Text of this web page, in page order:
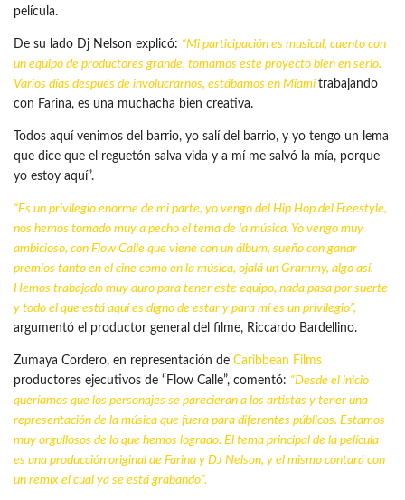
película.
De su lado Dj Nelson explicó: “Mi participación es musical, cuento con
un equipo de productores grande, tomamos este proyecto bien en serio.
Varios días después de involucrarnos, estábamos en Miami trabajando
con Farina, es una muchacha bien creativa.
Todos aquí venimos del barrio, yo salí del barrio, y yo tengo un lema
que dice que el reguetón salva vida y a mí me salvó la mía, porque
yo estoy aquí”.
“Es un privilegio enorme de mi parte, yo vengo del Hip Hop del Freestyle,
nos hemos tomado muy a pecho el tema de la música. Yo vengo muy
ambicioso, con Flow Calle que viene con un álbum, sueño con ganar
premios tanto en el cine como en la música, ojalá un Grammy, algo así.
Hemos trabajado muy duro para tener este equipo, nada pasa por suerte
y todo el que está aquí es digno de estar y para mí es un privilegio”,
argumentó el productor general del filme, Riccardo Bardellino.
Zumaya Cordero, en representación de Caribbean Films
productores ejecutivos de “Flow Calle”, comentó: “Desde el inicio
queríamos que los personajes se parecieran a los artistas y tener una
representación de la música que fuera para diferentes públicos. Estamos
muy orgullosos de lo que hemos logrado. El tema principal de la película
es una producción original de Farina y DJ Nelson, y el mismo contará con
un remix el cual ya se está grabando”.